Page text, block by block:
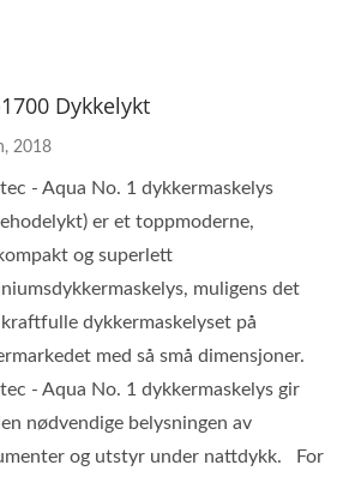
Dykkelykt
2018
- Aqua No. 1 dykkermaskelys
er et toppmoderne,
og superlett
muligens det
dykkermaskelyset på
med så små dimensjoner.
- Aqua No. 1 dykkermaskelys gir
nødvendige belysningen av
og utstyr under nattdykk. For